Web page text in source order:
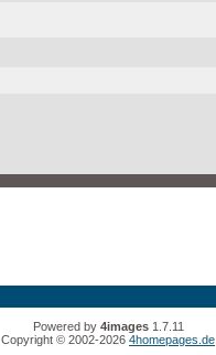
Powered by 4images1.7.11
Copyright © 2002-2026 4homepages.de